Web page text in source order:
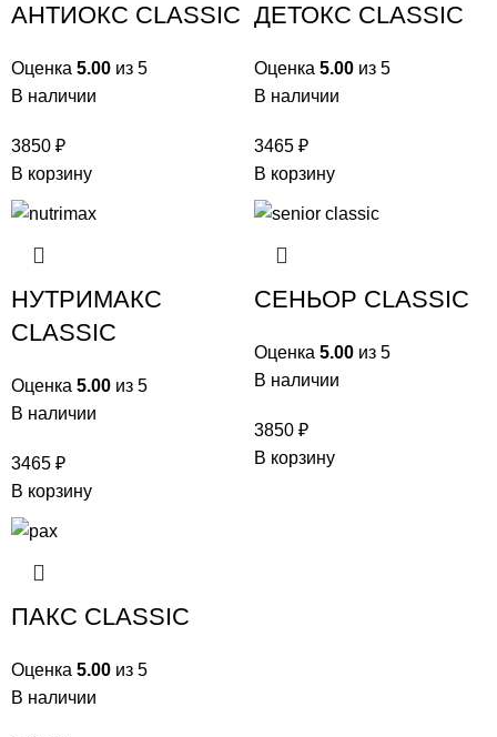
АНТИОКС CLASSIC
Оценка 5.00 из 5
В наличии
3850 ₽
В корзину
ДЕТОКС CLASSIC
Оценка 5.00 из 5
В наличии
3465 ₽
В корзину
НУТРИМАКС
CLASSIC
Оценка 5.00 из 5
В наличии
3465 ₽
В корзину
СЕНЬОР CLASSIC
Оценка 5.00 из 5
В наличии
3850 ₽
В корзину
ПАКС CLASSIC
Оценка 5.00 из 5
В наличии